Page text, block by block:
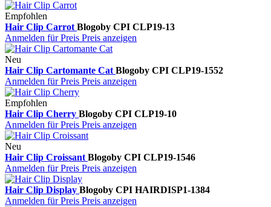
Empfohlen
Hair Clip Carrot Blogoby CPI CLP19-13
Anmelden für Preis Preis anzeigen
Neu
Hair Clip Cartomante Cat Blogoby CPI CLP19-1552
Anmelden für Preis Preis anzeigen
Empfohlen
Hair Clip Cherry Blogoby CPI CLP19-10
Anmelden für Preis Preis anzeigen
Neu
Hair Clip Croissant Blogoby CPI CLP19-1546
Anmelden für Preis Preis anzeigen
Hair Clip Display Blogoby CPI HAIRDISP1-1384
Anmelden für Preis Preis anzeigen